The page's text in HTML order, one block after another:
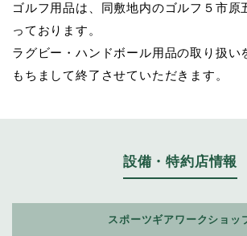
ゴルフ用品は、同敷地内のゴルフ５市原
っております。
ラグビー・ハンドボール用品の取り扱い
もちまして終了させていただきます。
設備・特約店情報
スポーツギアワークショッ